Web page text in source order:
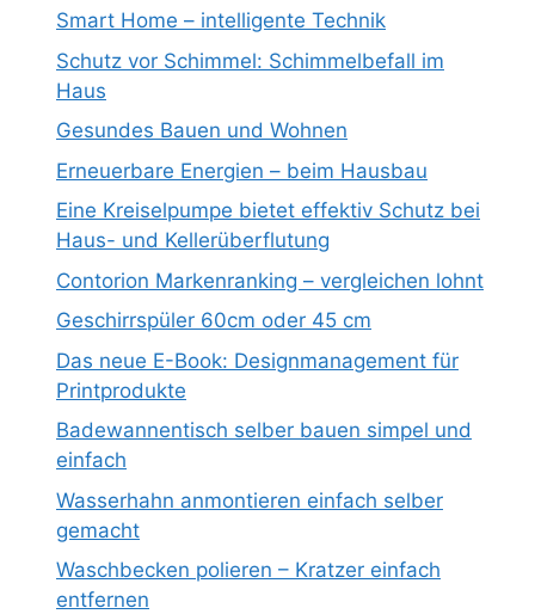
Smart Home – intelligente Technik
Schutz vor Schimmel: Schimmelbefall im
Haus
Gesundes Bauen und Wohnen
Erneuerbare Energien – beim Hausbau
Eine Kreiselpumpe bietet effektiv Schutz bei
Haus- und Kellerüberflutung
Contorion Markenranking – vergleichen lohnt
Geschirrspüler 60cm oder 45 cm
Das neue E-Book: Designmanagement für
Printprodukte
Badewannentisch selber bauen simpel und
einfach
Wasserhahn anmontieren einfach selber
gemacht
Waschbecken polieren – Kratzer einfach
entfernen